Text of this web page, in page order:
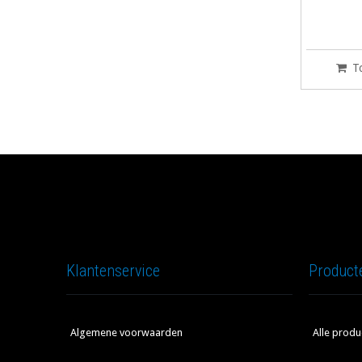
Klantenservice
Algemene voorwaarden Alle